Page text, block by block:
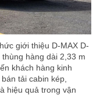
giới thiệu D-MAX D-
hàng dài 2,33 m
khách hàng kinh
tải cabin kép,
hiệu quả trong vận